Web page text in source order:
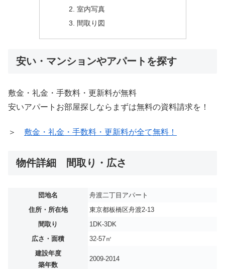
室内写真
間取り図
安い・マンションやアパートを探す
敷金・礼金・手数料・更新料が無料
安いアパートお部屋探しならまずは無料の資料請求を！
＞ 敷金・礼金・手数料・更新料が全て無料！
物件詳細 間取り・広さ
団地名
舟渡二丁目アパート
住所・所在地
東京都板橋区舟渡2-13
間取り
1DK-3DK
広さ・面積
32-57㎡
建設年度
築年数
2009-2014